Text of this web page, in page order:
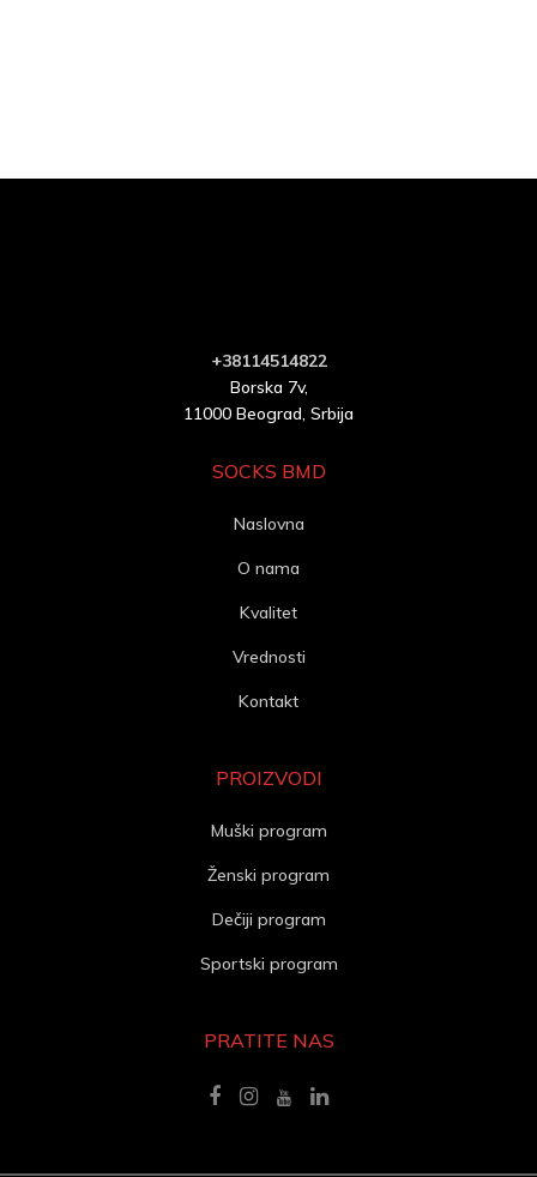
+38114514822
Borska 7v,
11000 Beograd, Srbija
SOCKS BMD
Naslovna
O nama
Kvalitet
Vrednosti
Kontakt
PROIZVODI
Muški program
Ženski program
Dečiji program
Sportski program
PRATITE NAS